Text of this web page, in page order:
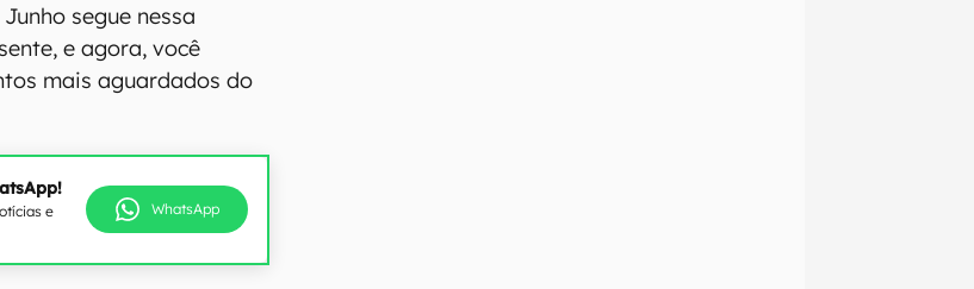
segue nessa
e agora, você
mais aguardados do
e
WhatsApp